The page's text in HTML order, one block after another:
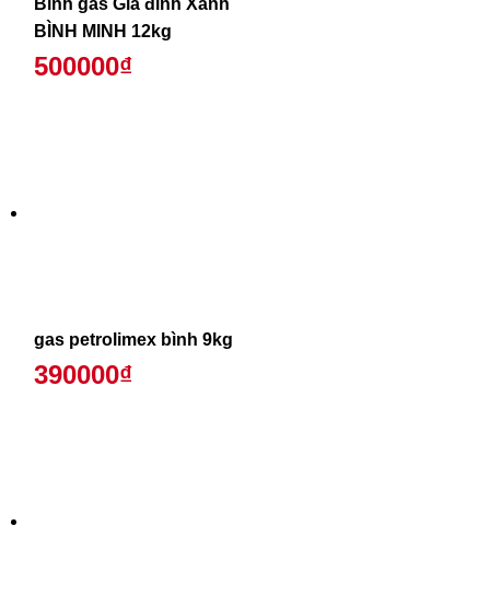
Bình gas Gia đình Xanh
BÌNH MINH 12kg
500000₫
gas petrolimex bình 9kg
390000₫